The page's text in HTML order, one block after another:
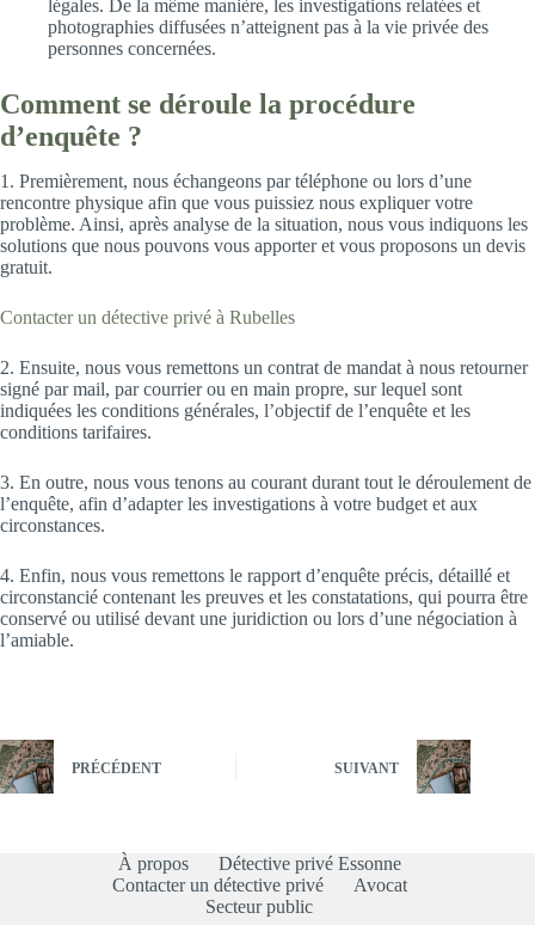
légales. De la même manière, les investigations relatées et
photographies diffusées n’atteignent pas à la vie privée des
personnes concernées.
Comment se déroule la procédure
d’enquête ?
1. Premièrement, nous échangeons par téléphone ou lors d’une
rencontre physique afin que vous puissiez nous expliquer votre
problème. Ainsi, après analyse de la situation, nous vous indiquons les
solutions que nous pouvons vous apporter et vous proposons un devis
gratuit.
Contacter un détective privé à Rubelles
2. Ensuite, nous vous remettons un contrat de mandat à nous retourner
signé par mail, par courrier ou en main propre, sur lequel sont
indiquées les conditions générales, l’objectif de l’enquête et les
conditions tarifaires.
3. En outre, nous vous tenons au courant durant tout le déroulement de
l’enquête, afin d’adapter les investigations à votre budget et aux
circonstances.
4. Enfin, nous vous remettons le rapport d’enquête précis, détaillé et
circonstancié contenant les preuves et les constatations, qui pourra être
conservé ou utilisé devant une juridiction ou lors d’une négociation à
l’amiable.
PRÉCÉDENT SUIVANT
À propos
Détective privé Essonne
Contacter un détective privé
Avocat
Secteur public